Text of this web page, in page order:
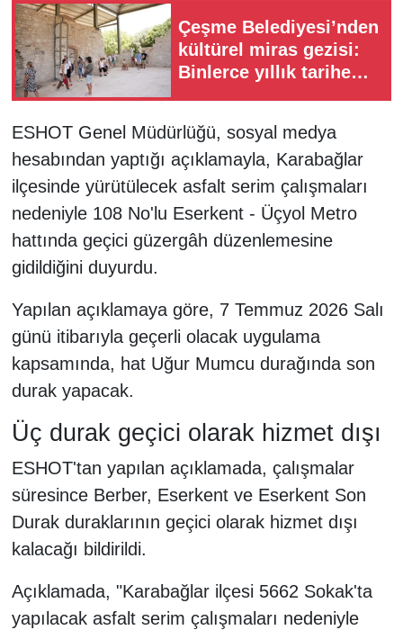
Çeşme Belediyesi’nden
kültürel miras gezisi:
Binlerce yıllık tarihe
ESHOT Genel Müdürlüğü, sosyal medya
hesabından yaptığı açıklamayla, Karabağlar
ilçesinde yürütülecek asfalt serim çalışmaları
nedeniyle 108 No'lu Eserkent - Üçyol Metro
hattında geçici güzergâh düzenlemesine
gidildiğini duyurdu.
Yapılan açıklamaya göre, 7 Temmuz 2026 Salı
günü itibarıyla geçerli olacak uygulama
kapsamında, hat Uğur Mumcu durağında son
durak yapacak.
Üç durak geçici olarak hizmet dışı
ESHOT'tan yapılan açıklamada, çalışmalar
süresince Berber, Eserkent ve Eserkent Son
Durak duraklarının geçici olarak hizmet dışı
kalacağı bildirildi.
Açıklamada, "Karabağlar ilçesi 5662 Sokak'ta
yapılacak asfalt serim çalışmaları nedeniyle